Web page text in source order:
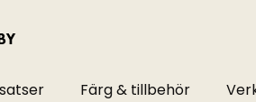
Färg & tillbehör